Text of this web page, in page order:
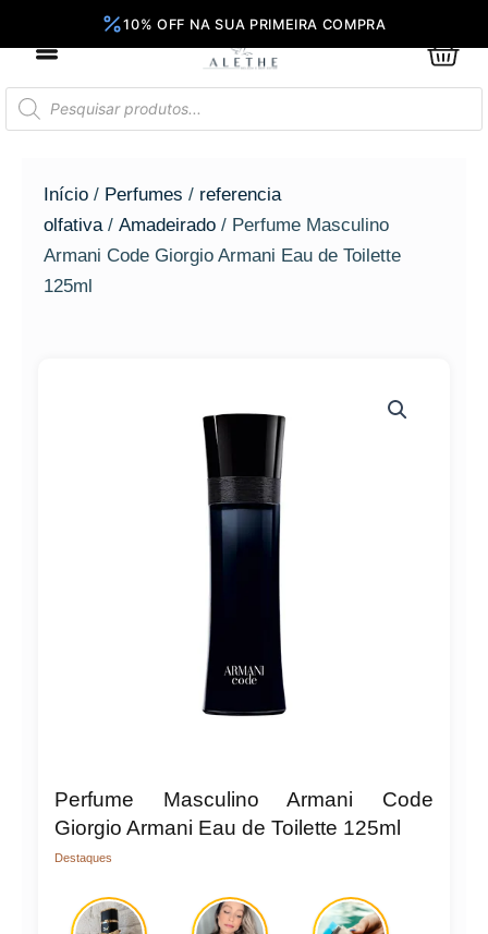
conteúdo
Pesquisar
produtos
Início / Perfumes / referencia
olfativa / Amadeirado / Perfume Masculino
Armani Code Giorgio Armani Eau de Toilette
125ml
Perfume Masculino Armani Code
Giorgio Armani Eau de Toilette 125ml
Destaques